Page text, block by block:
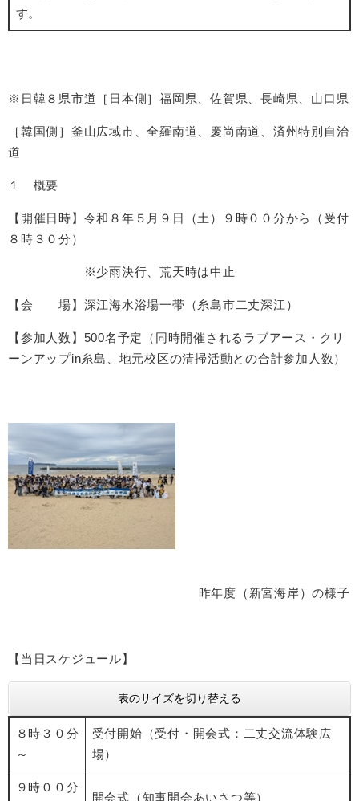
す。
※日韓８県市道［日本側］福岡県、佐賀県、長崎県、山口県
［韓国側］釜山広域市、全羅南道、慶尚南道、済州特別自治
道
１ 概要
【開催日時】令和８年５月９日（土）９時００分から（受付
８時３０分）
※少雨決行、荒天時は中止
【会 場】深江海水浴場一帯（糸島市二丈深江）
【参加人数】500名予定（同時開催されるラブアース・クリ
ーンアップin糸島、地元校区の清掃活動との合計参加人数）
昨年度（新宮海岸）の様子
【当日スケジュール】
表のサイズを切り替える
８時３０分
～
受付開始（受付・開会式：二丈交流体験広
場）
９時００分
開会式（知事開会あいさつ等）